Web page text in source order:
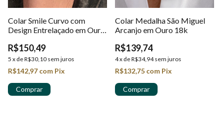
Colar Smile Curvo com
Design Entrelaçado em Ouro
R$150,49
5 x deR$30,10 sem juros
R$142,97 com Pix
Colar Medalha São Miguel
Arcanjo em Ouro 18k
R$139,74
4x deR$34,94 sem juros
R$132,75 com Pix